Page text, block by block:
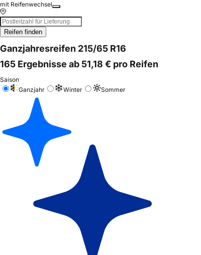
mit Reifenwechsel
Reifen finden
Ganzjahresreifen 215/65 R16
165 Ergebnisse ab 51,18 € pro Reifen
Saison
Ganzjahr
Winter Sommer